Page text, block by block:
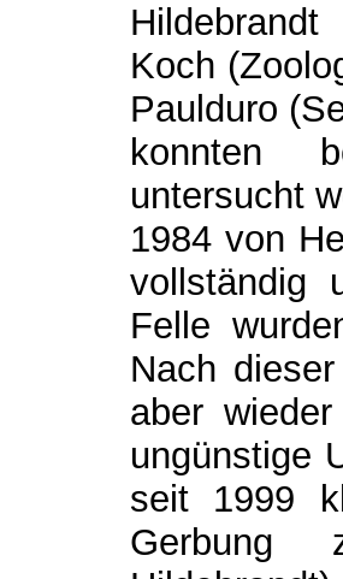
Koch
Paulduro
konnten
untersucht
1984 von
vollständig
Felle
Nach
aber
ungünstige
seit 1999
Gerbung